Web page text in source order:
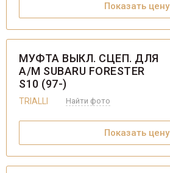
Показать цену
МУФТА ВЫКЛ. СЦЕП. ДЛЯ
А/М SUBARU FORESTER
S10 (97-)
TRIALLI Найти фото
Показать цену